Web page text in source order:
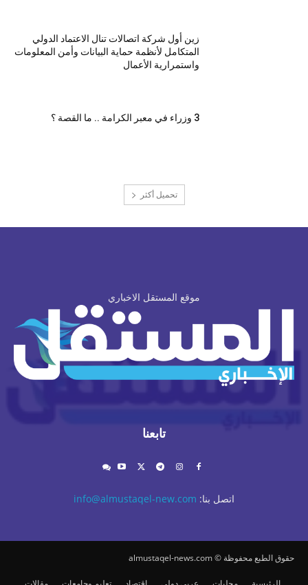
زين أول شركة اتصالات تنال الاعتماد الدولي
المتكامل لأنظمة حماية البيانات وأمن المعلومات
واستمرارية الأعمال
3 وزراء في معبر الكرامة .. ما القصة ؟
تحميل أكثر
موقع المستقل الاخباري
تابعنا
اتصل بنا: info@almustaqel-new.com
حقوق الطبع محفوظة © almustaqel-news.com